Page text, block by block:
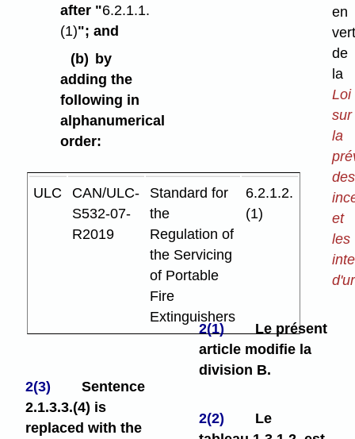
after "6.2.1.1.
(1)"; and
(b) by
adding the
following in
alphanumerical
order:
ULC
CAN/ULC-
S532-07-
R2019
Standard for
the
Regulation of
the Servicing
of Portable
Fire
Extinguishers
6.2.1.2.
(1)
2(3)
Sentence
2.1.3.3.(4) is
replaced with the
en
de
la
Loi
sur
la
des
et
les
2(1)
Le présent
article modifie la
division B.
2(2)
Le